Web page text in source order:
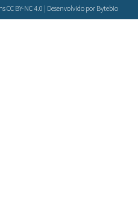
BY-NC 4.0 | Desenvolvido por Bytebio